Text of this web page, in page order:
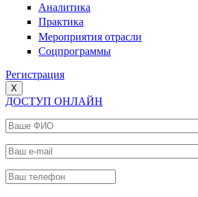
Аналитика
Практика
Мероприятия отрасли
Соцпрограммы
Регистрация
X
ДОСТУП ОНЛАЙН
Ваше ФИО
Ваш e-mail
Ваш телефон